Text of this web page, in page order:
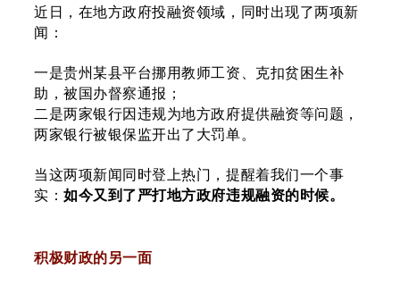
近日，在地方政府投融资领域，同时出现了两项新
闻：
一是贵州某县平台挪用教师工资、克扣贫困生补
助，被国办督察通报；
二是两家银行因违规为地方政府提供融资等问题，
两家银行被银保监开出了大罚单。
当这两项新闻同时登上热门，提醒着我们一个事
实：如今又到了严打地方政府违规融资的时候。
积极财政的另一面